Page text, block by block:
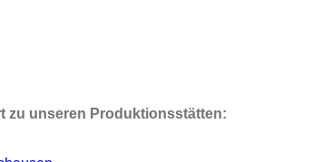
zu unseren Produktionsstätten: